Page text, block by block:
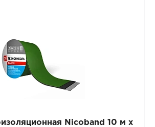
Nicoband 10 м х